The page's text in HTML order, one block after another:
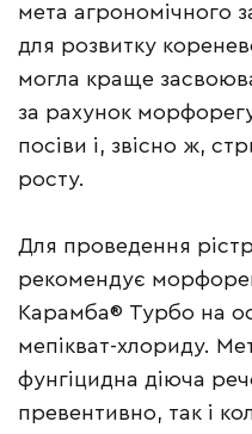
мета агрономічного
для розвитку
могла краще
за рахунок
посіви і, звісно ж,
росту.
Для проведення
рекомендує
Карамба® Турбо на
мепікват-хлориду.
фунгіцидна діюча
превентивно, так і